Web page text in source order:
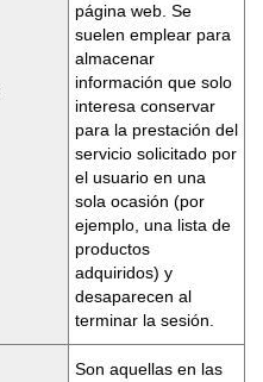
página web. Se
suelen emplear para
almacenar
información que solo
interesa conservar
para la prestación del
servicio solicitado por
el usuario en una
sola ocasión (por
ejemplo, una lista de
productos
adquiridos) y
desaparecen al
terminar la sesión.
Son aquellas en las